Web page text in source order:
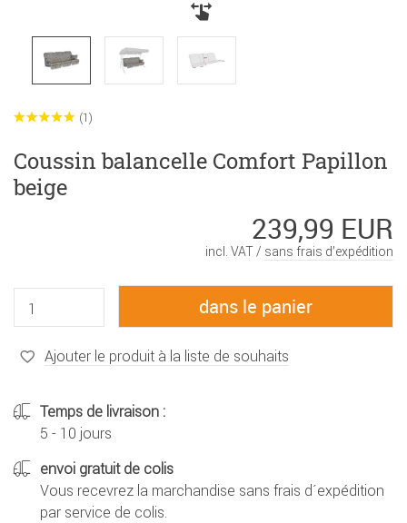
(1)
Coussin balancelle Comfort Papillon
beige
239,99 EUR
incl. VAT / sans frais d’expédition
Ajouter le produit à la liste de souhaits
Temps de livraison :
5 - 10 jours
envoi gratuit de colis
Vous recevrez la marchandise sans frais d´expédition
par service de colis.